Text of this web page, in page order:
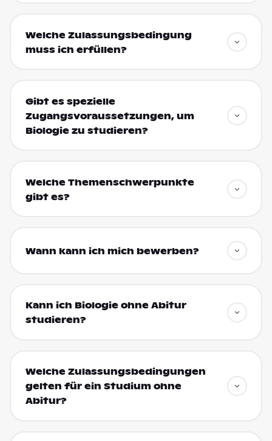
Welche Zulassungsbedingung
muss ich erfüllen?
Gibt es spezielle
Zugangsvoraussetzungen, um
Biologie zu studieren?
Welche Themenschwerpunkte
gibt es?
Wann kann ich mich bewerben?
Kann ich Biologie ohne Abitur
studieren?
Welche Zulassungsbedingungen
gelten für ein Studium ohne
Abitur?